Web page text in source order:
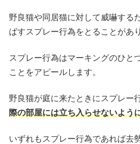
野良猫や同居猫に対して威嚇する
ばすスプレー行為をとることがあ
スプレー行為はマーキングのひと
ことをアピールします。
野良猫が庭に来たときにスプレー
際の部屋には立ち入らせないよう
いずれもスプレー行為であれば去